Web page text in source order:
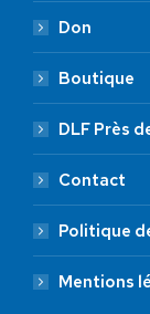
Don
Boutique
DLF Près
Contact
Politique
Mentions